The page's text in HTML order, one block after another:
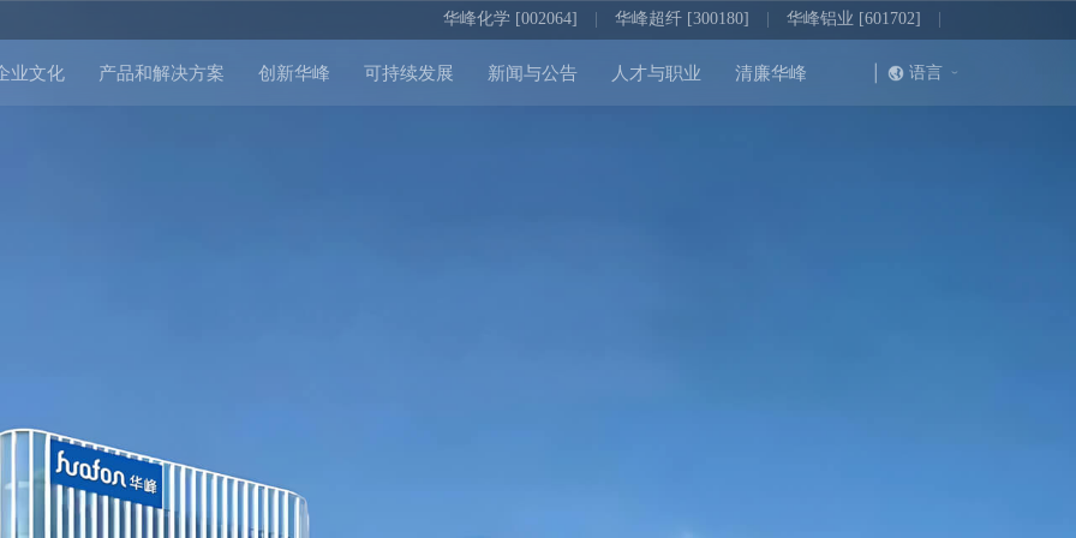
华峰化学 [002064] 华峰超纤 [300180] 华峰铝业 [601702]
业文化 产品和解决方案 创新华峰 可持续发展 新闻与公告 人才与职业 清廉华峰 语言